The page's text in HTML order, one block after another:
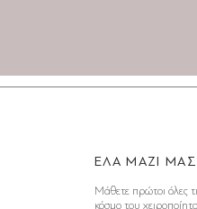
ΕΛΑ ΜΑΖΙ ΜΑΣ
Μάθετε πρώτοι όλες
κόσμο του